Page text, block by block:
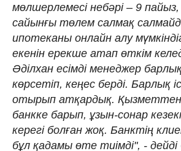
мөлшерлемесі небәрі – 9
сайынғы төлем салмақ
ипотеканы онлайн алу
екенін ерекше атап өткім
Әділхан есімді менеджер
көрсетіп, кеңес берді. Барлық
отырып атқардық. Қызметтен
банкке барып, ұзын-сонар
керегі болған жоқ. Банктің
бұл қадамы өте тиімді", -